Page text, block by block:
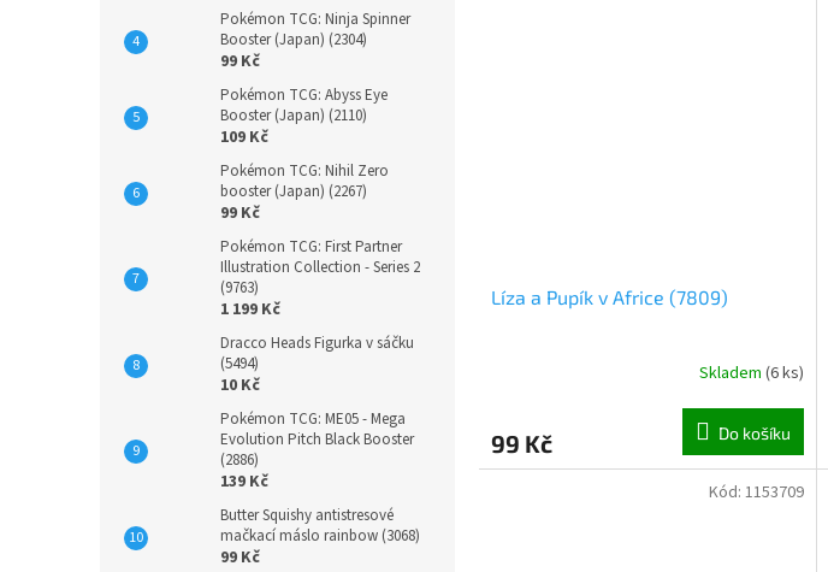
Pokémon TCG: Ninja Spinner
Booster (Japan) (2304)
99 Kč
Pokémon TCG: Abyss Eye
Booster (Japan) (2110)
109 Kč
Pokémon TCG: Nihil Zero
booster (Japan) (2267)
99 Kč
Pokémon TCG: First Partner
Illustration Collection - Series 2
(9763)
1 199 Kč
Dracco Heads Figurka v sáčku
(5494)
10 Kč
Pokémon TCG: ME05 - Mega
Evolution Pitch Black Booster
(2886)
139 Kč
Butter Squishy antistresové
mačkací máslo rainbow (3068)
99 Kč
Líza a Pupík v Africe (7809)
Skladem (6 ks)
99 Kč Do košíku
Kód: 1153709